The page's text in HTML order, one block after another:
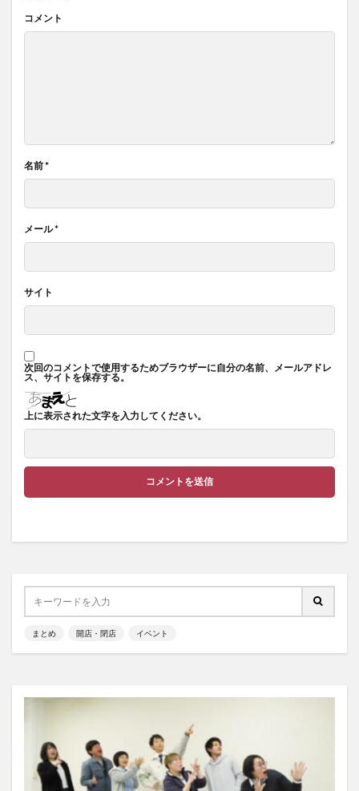
コメント
名前*
メール*
サイト
次回のコメントで使用するためブラウザーに自分の名前、メールアドレ
ス、サイトを保存する。
上に表示された文字を入力してください。
まとめ 開店・閉店 イベント